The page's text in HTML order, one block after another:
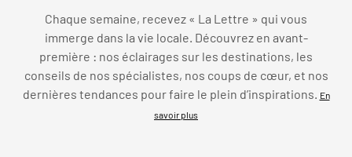
Chaque semaine, recevez « La Lettre » qui vous
immerge dans la vie locale. Découvrez en avant-
première : nos éclairages sur les destinations, les
conseils de nos spécialistes, nos coups de cœur, et nos
dernières tendances pour faire le plein d’inspirations. En
savoir plus